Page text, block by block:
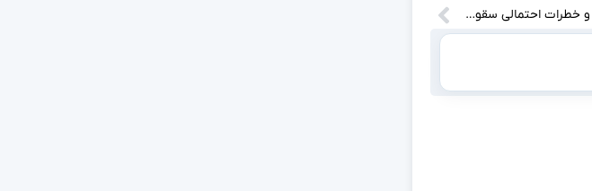
طوفانی در تهران و کرج: درختان شکسته و خطرات احتمالی سقوط اجسام! آیا آماده‌اید برای دانستن جزئیات؟